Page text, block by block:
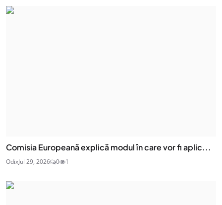
Comisia Europeană explică modul în care vor fi aplic...
OdixJul 29, 2026 0 1